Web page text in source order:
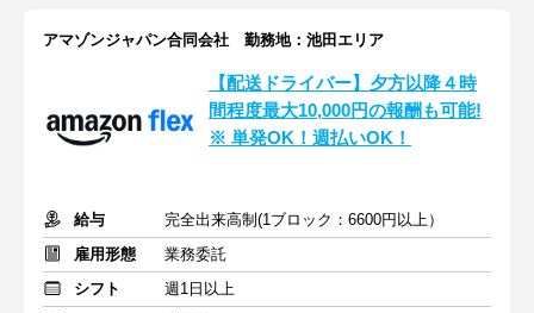
アマゾンジャパン合同会社 勤務地：池田エリア
【配送ドライバー】夕方以降４時
間程度最大10,000円の報酬も可能!
※ 単発OK！週払いOK！
給与
完全出来高制(1ブロック：6600円以上）
雇用形態
業務委託
シフト
週1日以上